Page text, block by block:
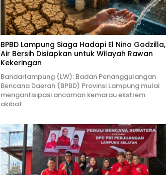
BPBD Lampung Siaga Hadapi El Nino Godzilla,
Air Bersih Disiapkan untuk Wilayah Rawan
Kekeringan
Bandarlampung (LW): Badan Penanggulangan
Bencana Daerah (BPBD) Provinsi Lampung mulai
mengantisipasi ancaman kemarau ekstrem
akibat…